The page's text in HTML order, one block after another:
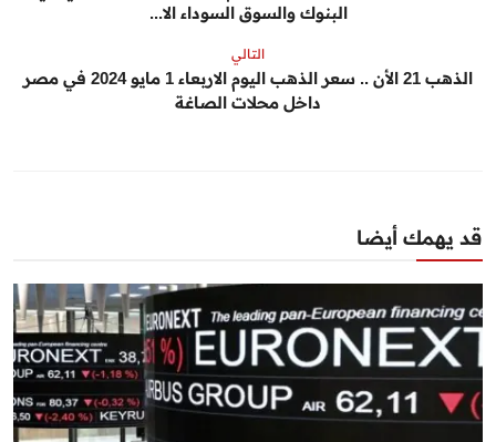
البنوك والسوق السوداء الا...
التالي
الذهب 21 الأن .. سعر الذهب اليوم الاربعاء 1 مايو 2024 في مصر
داخل محلات الصاغة
قد يهمك أيضا